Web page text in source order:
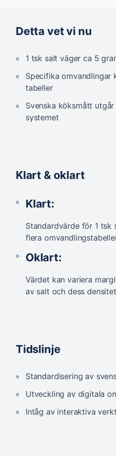
Detta vet vi nu
1 tsk salt väger ca 5
Specifika omvandlingar
tabeller
Svenska köksmått
systemet
Klart & oklart
Klart:
Standardvärde för 1 tsk
flera
Oklart:
Värdet kan variera
av salt och dess densitet
Tidslinje
Standardisering av
Utveckling av digitala
Intåg av interaktiva